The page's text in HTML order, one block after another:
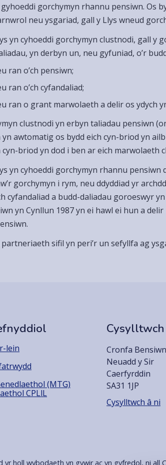
gorchymyn rhannu pensiwn. Os
neu ysgariad, gall y Llys wneud
yn cyhoeddi gorchymyn clustnodi, gall
yn derbyn un, neu gyfuniad, o’r
ran o’ch pensiwn;
ran o’ch cyfandaliad;
ran o grant marwolaeth a delir os ydych
clustnodi yn erbyn taliadau pensiwn
awtomatig os bydd eich cyn-briod yn
cyn-briod yn dod i ben ar eich marwolaeth
yn cyhoeddi gorchymyn rhannu pensiwn
gorchymyn i rym, neu ddyddiad yr
cyfandaliad a budd-daliadau goroeswyr
yn Cynllun 1987 yn ei hawl ei hun a
sifil yn peri’r un sefyllfa ag
lein
(MTG)
CPLlL
Cronfa
Neuadd y Sir
Caerfyrddin
SA31 1JP
Cysylltwch â ni
holl wybodaeth yn gywir ac yn gyfredol, ni